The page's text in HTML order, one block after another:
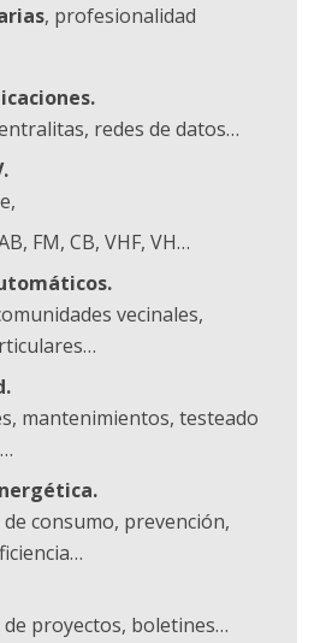
, profesionalidad
redes de datos…
FM, CB, VHF, VH…
vecinales,
mantenimientos, testeado
consumo, prevención,
proyectos, boletines…